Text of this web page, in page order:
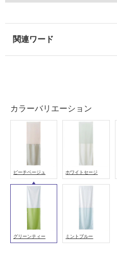
カラーバリエーション
ピーチベージュ ホワイトセージ
グリーンティー ミントブルー
し
い
な
内
壁・
壁・
浴
室
可